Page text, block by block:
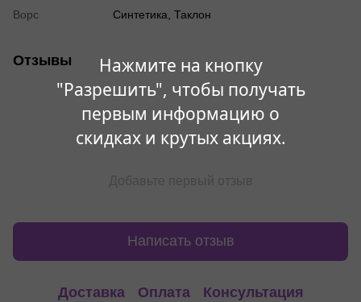
Нажмите на кнопку
"Разрешить", чтобы получать
первым информацию о
скидках и крутых акциях.
Ворс
Синтетика, Таклон
Отзывы
Написать отзыв
Доставка Оплата Консультация